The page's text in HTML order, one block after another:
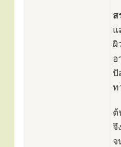
ส
แ
ผิ
อ
ปั
ท
ต้
จึ
จ